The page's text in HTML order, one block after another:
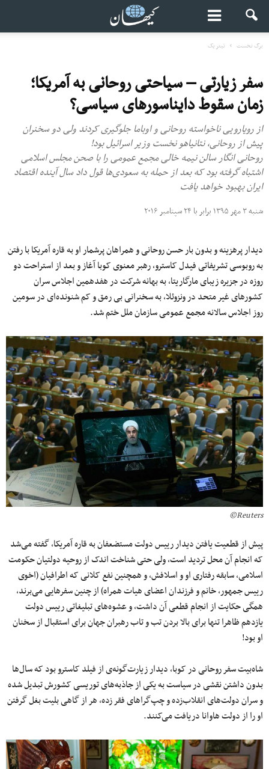
برگ نخست تیتر یک
سفر زیارتی – سیاحتی روحانی به آمریکا؛
زمان سقوط دایناسورهای سیاسی؟
از رویارویی ناخواسته روحانی و اوباما جلوگیری کردند ولی دو سخنران
پیش از روحانی، نتانیاهو نخست وزیر اسرائیل بود!
روحانی انگار سالن نیمه خالی مجمع عمومی را با صحن مجلس اسلامی
اشتباه گرفته بود که بعد از حمله به سعودی‌ها قول داد سال آینده اقتصاد
ایران بهبود خواهد یافت
شنبه ۳ مهر ۱۳۹۵ برابر با ۲۴ سپتامبر ۲۰۱۶
دیدار پرهزینه و بدون بار حسن روحانی و همراهان پرشمار او به قاره آمریکا با رفتن
به روبوسی تشریفاتی فیدل کاسترو، رهبر معنوی کوبا آغاز و بعد از استراحت دو
روزه در جزیره زیبای مارگاریتا، به بهانه شرکت در هفدهمین اجلاس سران
کشورهای غیر متحد در ونزوئلا، به سخنرانی بی رمق و کم شنونده‌ای در سومین
روز اجلاس سالانه مجمع عمومی سازمان ملل ختم شد.
Reuters©
پیش از قطعیت یافتن دیدار رییس دولت مستضعفان به قاره آمریکا، گفته می‌شد
که انجام آن محل تردید است، ولی حتی شناخت اندک از روحیه دولتیان حکومت
اسلامی، سابقه رفتاری او و اسلافش، و همچنین نفع کلانی که اطرافیان (اخوی
رییس جمهور، خانم و فرزندان اعضای هیات همراه) از چنین سفرهایی می‌برند،
همگی حکایت از انجام قطعی آن داشت، و عشوه‌های تبلیغاتی رییس دولت
یازدهم ظاهرا تنها برای بالا بردن تب و تاب رهبران جهان برای استقبال از سخنان
او بود!
شاه‌بیت سفر روحانی در کوبا، دیدار زیارت‌گونه‌ی از فیلد کاسترو بود که سال‌ها
بدون داشتن نقشی در سیاست به یکی از جاذبه‌های توریسی کشورش تبدیل شده
و سران دولت‌های انقلاب‌زده و چپ‌گراهای فقر زده، هر از گاهی بلیت بغل گرفتن
او را از دولت هاوانا دریافت می‌کنند.